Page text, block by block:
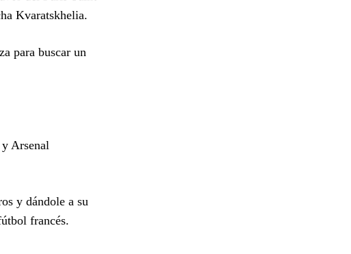
Kvaratskhelia.
para buscar un
Arsenal
y dándole a su
francés.